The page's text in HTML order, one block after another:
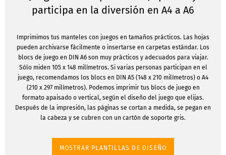
participa en la diversión en A4 a A6
Imprimimos tus manteles con juegos en tamaños prácticos. Las hojas
pueden archivarse fácilmente o insertarse en carpetas estándar. Los
blocs de juego en DIN A6 son muy prácticos y adecuados para viajar.
Sólo miden 105 x 148 milímetros. Si varias personas participan en el
juego, recomendamos los blocs en DIN A5 (148 x 210 milímetros) o A4
(210 x 297 milímetros). Podemos imprimir tus blocs de juego en
formato apaisado o vertical, según el diseño del juego que elijas.
Después de la impresión, las páginas se cortan a medida, se pegan en
la cabeza y se cubren con un cartón de soporte gris.
MOSTRAR PLANTILLAS DE DISEÑO